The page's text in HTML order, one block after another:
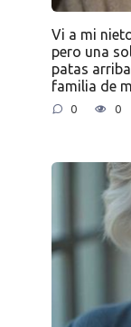
Vi a mi
pero una
patas
familia de
0 0